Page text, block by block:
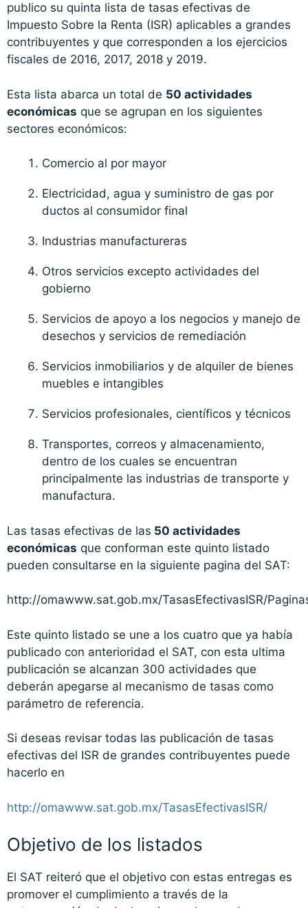
publico su quinta lista de tasas efectivas de
Impuesto Sobre la Renta (ISR) aplicables a grandes
contribuyentes y que corresponden a los ejercicios
fiscales de 2016, 2017, 2018 y 2019.
Esta lista abarca un total de 50 actividades
económicas que se agrupan en los siguientes
sectores económicos:
Comercio al por mayor
Electricidad, agua y suministro de gas por
ductos al consumidor final
Industrias manufactureras
Otros servicios excepto actividades del
gobierno
Servicios de apoyo a los negocios y manejo de
desechos y servicios de remediación
Servicios inmobiliarios y de alquiler de bienes
muebles e intangibles
Servicios profesionales, científicos y técnicos
Transportes, correos y almacenamiento,
dentro de los cuales se encuentran
principalmente las industrias de transporte y
manufactura.
Las tasas efectivas de las 50 actividades
económicas que conforman este quinto listado
pueden consultarse en la siguiente pagina del SAT:
http://omawww.sat.gob.mx/TasasEfectivasISR/
Este quinto listado se une a los cuatro que ya había
publicado con anterioridad el SAT, con esta ultima
publicación se alcanzan 300 actividades que
deberán apegarse al mecanismo de tasas como
parámetro de referencia.
Si deseas revisar todas las publicación de tasas
efectivas del ISR de grandes contribuyentes puede
hacerlo en
http://omawww.sat.gob.mx/TasasEfectivasISR/
Objetivo de los listados
El SAT reiteró que el objetivo con estas entregas es
promover el cumplimiento a través de la